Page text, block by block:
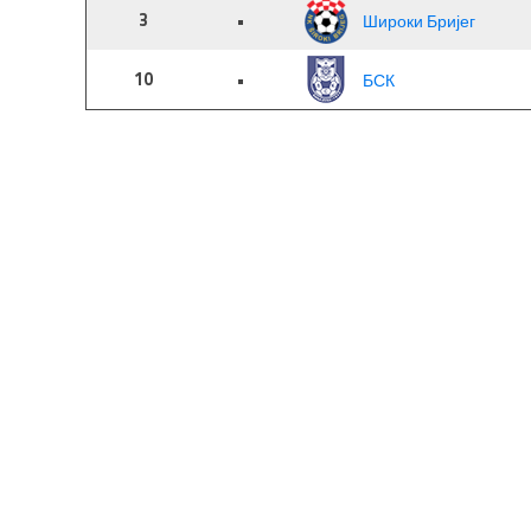
3 • Широки Бријег
10 • БСК